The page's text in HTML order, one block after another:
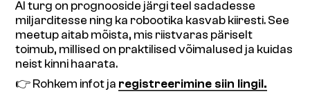
AI turg on prognooside järgi teel sadadesse
miljarditesse ning ka robootika kasvab kiiresti. See
meetup aitab mõista, mis riistvaras päriselt
toimub, millised on praktilised võimalused ja kuidas
neist kinni haarata.
👉 Rohkem infot ja registreerimine siin lingil.